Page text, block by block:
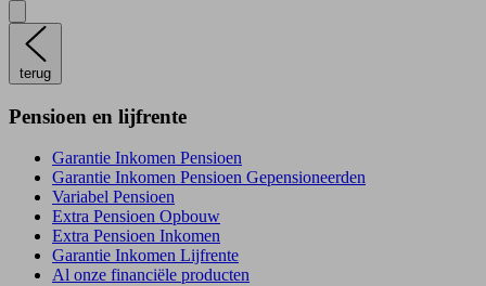
terug
Pensioen en lijfrente
Garantie Inkomen Pensioen
Garantie Inkomen Pensioen Gepensioneerden
Variabel Pensioen
Extra Pensioen Opbouw
Extra Pensioen Inkomen
Garantie Inkomen Lijfrente
Al onze financiële producten